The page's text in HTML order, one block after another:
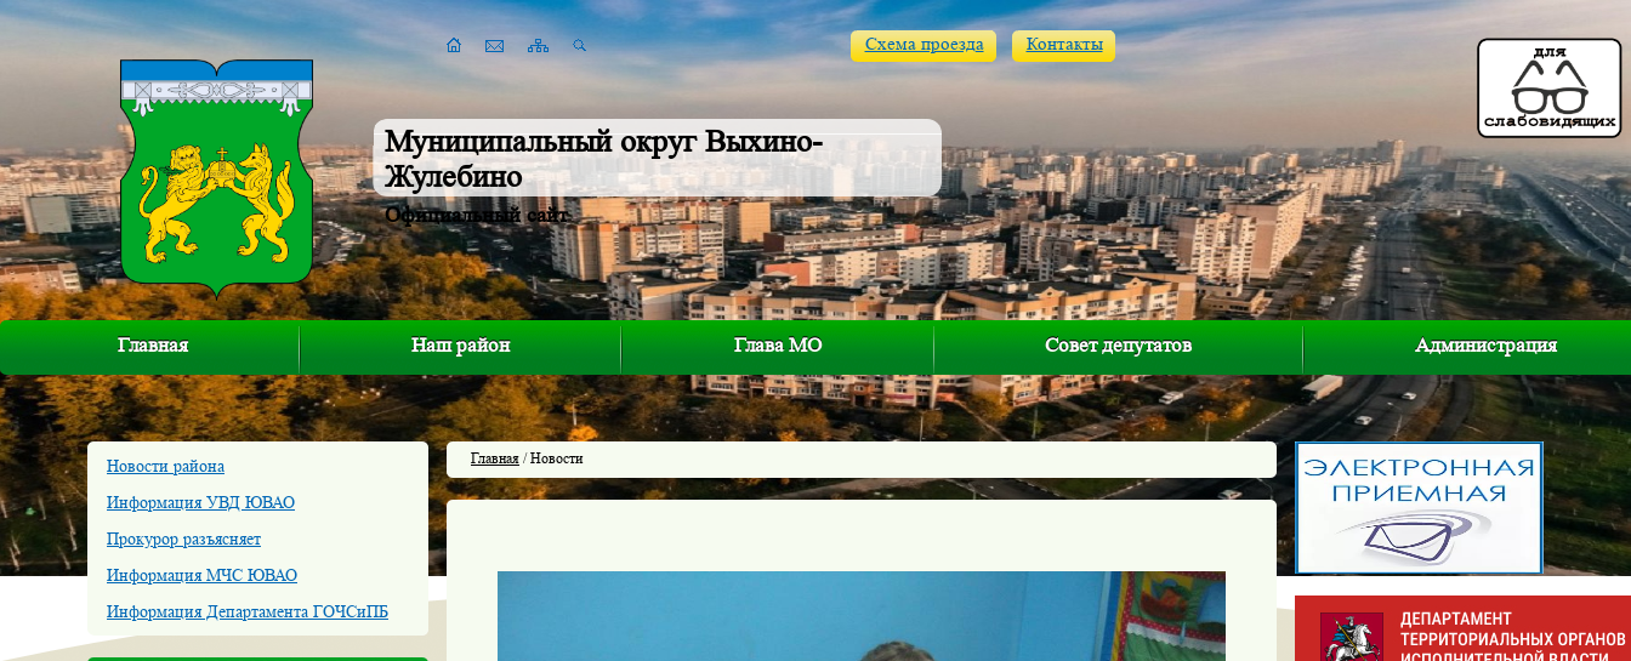
Муниципальный округ Выхино-
Жулебино
Официальный сайт
Схема проезда Контакты
Главная Наш район Глава МО Совет депутатов Администрация
Новости района
Информация УВД ЮВАО
Прокурор разъясняет
Информация МЧС ЮВАО
Информация Департамента ГОЧСиПБ
Главная / Новости